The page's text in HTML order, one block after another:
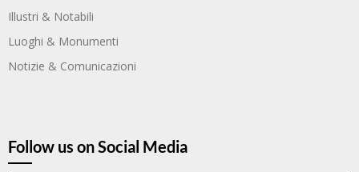
Illustri & Notabili
Luoghi & Monumenti
Notizie & Comunicazioni
Follow us on Social Media